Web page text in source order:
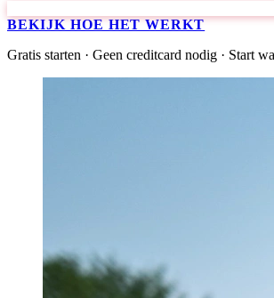
BEKIJK HOE HET WERKT
Gratis starten · Geen creditcard nodig · Start